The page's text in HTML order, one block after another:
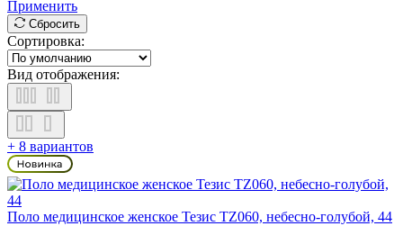
Применить
Сбросить
Сортировка:
Вид отображения:
+ 8 вариантов
Поло медицинское женское Тезис TZ060, небесно-голубой, 44